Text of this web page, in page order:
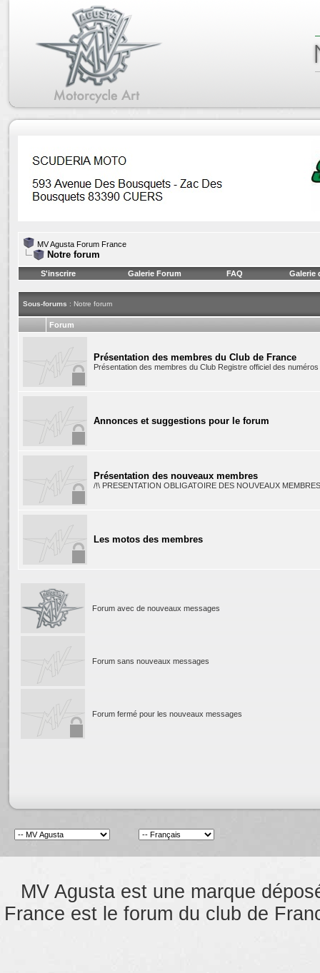
MV Agusta Forum France
Notre forum
S'inscrire Galerie Forum FAQ Galerie
Sous-forums : Notre forum
Forum
Présentation des membres du Club de France
Présentation des membres du Club Registre officiel des numéros
Annonces et suggestions pour le forum
Présentation des nouveaux membres
/!\ PRESENTATION OBLIGATOIRE DES NOUVEAUX
Les motos des membres
Forum avec de nouveaux messages
Forum sans nouveaux messages
Forum fermé pour les nouveaux messages
MV Agusta est une marque
France est le forum du club de